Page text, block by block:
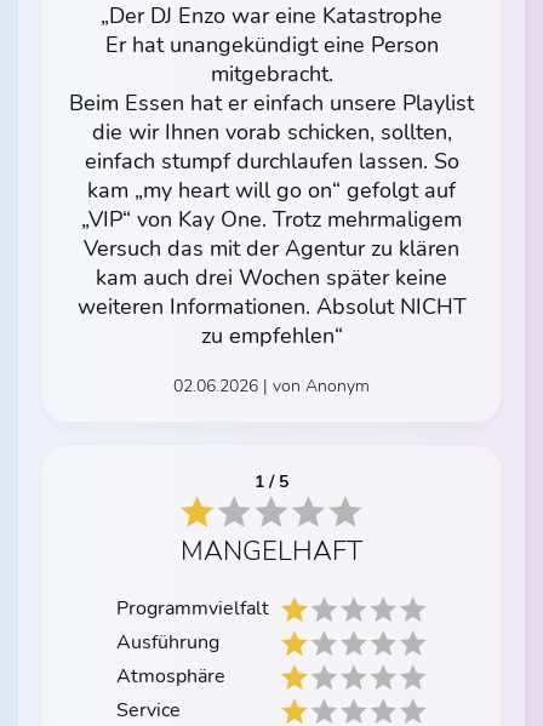
„Der DJ Enzo war eine Katastrophe
Er hat unangekündigt eine Person
mitgebracht.
Beim Essen hat er einfach unsere Playlist
die wir Ihnen vorab schicken, sollten,
einfach stumpf durchlaufen lassen. So
kam „my heart will go on“ gefolgt auf
„VIP“ von Kay One. Trotz mehrmaligem
Versuch das mit der Agentur zu klären
kam auch drei Wochen später keine
weiteren Informationen. Absolut NICHT
zu empfehlen“
02.06.2026 | von Anonym
1 / 5
MANGELHAFT
Programmvielfalt
Ausführung
Atmosphäre
Service